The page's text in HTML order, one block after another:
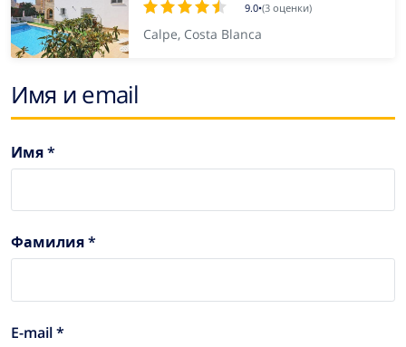
9.0•(3 оценки)
Calpe, Costa Blanca
Имя и email
Имя *
Фамилия *
E-mail *